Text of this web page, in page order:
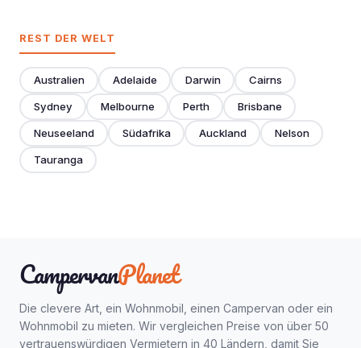
REST DER WELT
Australien Adelaide Darwin Cairns
Sydney Melbourne Perth Brisbane
Neuseeland Südafrika Auckland Nelson
Tauranga
CampervanPlanet
Die clevere Art, ein Wohnmobil, einen Campervan oder ein
Wohnmobil zu mieten. Wir vergleichen Preise von über 50
vertrauenswürdigen Vermietern in 40 Ländern, damit Sie